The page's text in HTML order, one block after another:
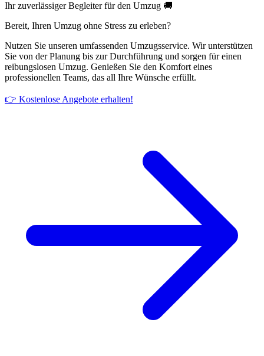
Ihr zuverlässiger Begleiter für den Umzug 🚚
Bereit, Ihren Umzug ohne Stress zu erleben?
Nutzen Sie unseren umfassenden Umzugsservice. Wir unterstützen
Sie von der Planung bis zur Durchführung und sorgen für einen
reibungslosen Umzug. Genießen Sie den Komfort eines
professionellen Teams, das all Ihre Wünsche erfüllt.
👉 Kostenlose Angebote erhalten!